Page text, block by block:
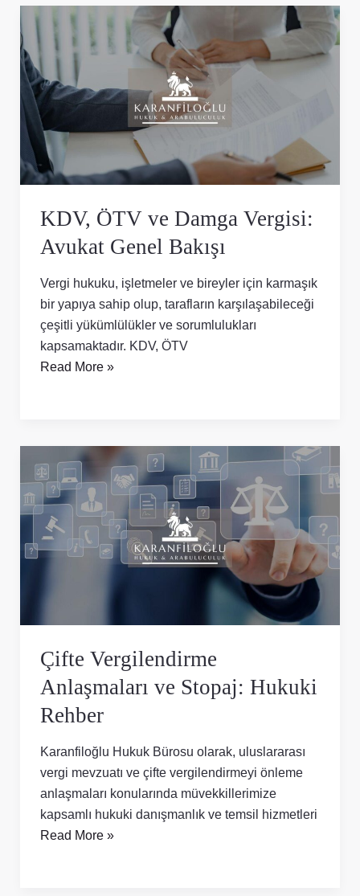
KDV, ÖTV ve Damga Vergisi:
Avukat Genel Bakışı
Vergi hukuku, işletmeler ve bireyler için karmaşık
bir yapıya sahip olup, tarafların karşılaşabileceği
çeşitli yükümlülükler ve sorumlulukları
kapsamaktadır. KDV, ÖTV
ÖTV
ve
Damga
Vergisi:
Avukat
Genel
Bakışı
Read More »
Çifte Vergilendirme
Anlaşmaları ve Stopaj: Hukuki
Rehber
Karanfiloğlu Hukuk Bürosu olarak, uluslararası
vergi mevzuatı ve çifte vergilendirmeyi önleme
anlaşmaları konularında müvekkillerimize
kapsamlı hukuki danışmanlık ve temsil hizmetleri
Vergilendirme
Anlaşmaları
ve
Stopaj:
Hukuki
Read More »